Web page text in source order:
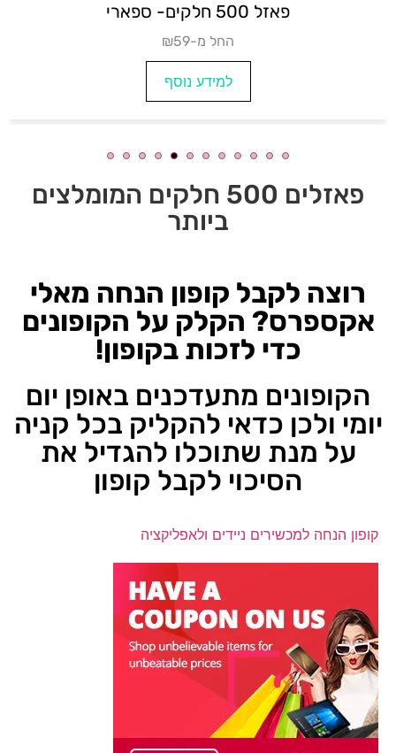
פאזלים 500 חלקים- דיסני
₪14
למידע נוסף
פאזלים 500 חלקים המומלצים
ביותר
רוצה לקבל קופון הנחה מאלי
אקספרס? הקלק על הקופונים
כדי לזכות בקופון!
הקופונים מתעדכנים באופן יום
יומי ולכן כדאי להקליק בכל קניה
על מנת שתוכלו להגדיל את
הסיכוי לקבל קופון
קופון הנחה למכשירים ניידים ולאפליקציה